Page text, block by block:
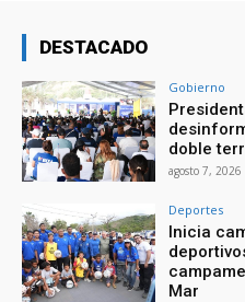
DESTACADO
Gobierno
doble
agosto 7, 2026
Deportes
Inicia
Mar